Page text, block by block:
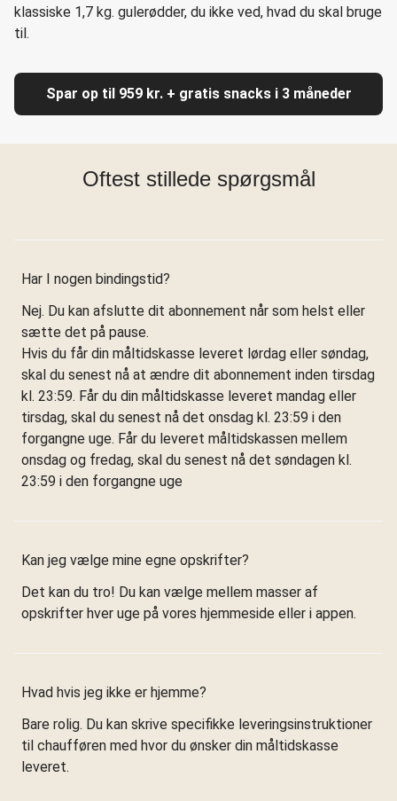
klassiske 1,7 kg. gulerødder, du ikke ved, hvad du skal bruge
til.
Spar op til 959 kr. + gratis snacks i 3 måneder
Oftest stillede spørgsmål
Har I nogen bindingstid?
Nej. Du kan afslutte dit abonnement når som helst eller
sætte det på pause.
Hvis du får din måltidskasse leveret lørdag eller søndag,
skal du senest nå at ændre dit abonnement inden tirsdag
kl. 23:59. Får du din måltidskasse leveret mandag eller
tirsdag, skal du senest nå det onsdag kl. 23:59 i den
forgangne uge. Får du leveret måltidskassen mellem
onsdag og fredag, skal du senest nå det søndagen kl.
23:59 i den forgangne uge
Kan jeg vælge mine egne opskrifter?
Det kan du tro! Du kan vælge mellem masser af
opskrifter hver uge på vores hjemmeside eller i appen.
Hvad hvis jeg ikke er hjemme?
Bare rolig. Du kan skrive specifikke leveringsinstruktioner
til chaufføren med hvor du ønsker din måltidskasse
leveret.